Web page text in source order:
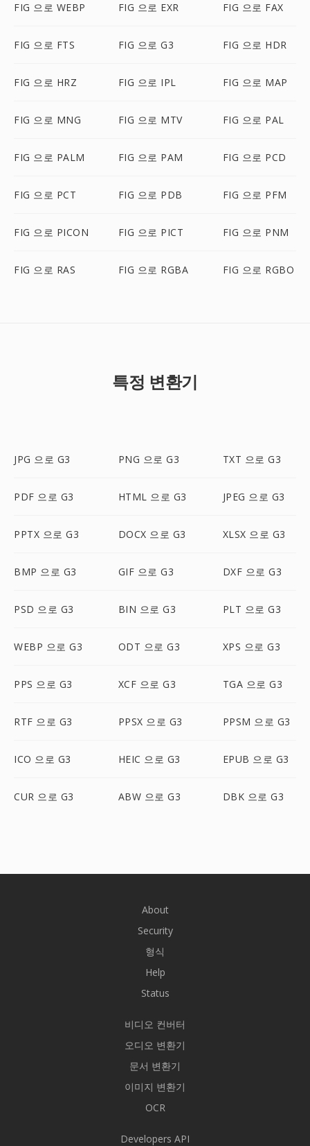
FIG 으로 WEBP FIG 으로 EXR FIG 으로 FAX
FIG 으로 FTS FIG 으로 G3 FIG 으로 HDR
FIG 으로 HRZ FIG 으로 IPL FIG 으로 MAP
FIG 으로 MNG FIG 으로 MTV FIG 으로 PAL
FIG 으로 PALM FIG 으로 PAM FIG 으로 PCD
FIG 으로 PCT FIG 으로 PDB FIG 으로 PFM
FIG 으로 PICON FIG 으로 PICT FIG 으로 PNM
FIG 으로 RAS FIG 으로 RGBA FIG 으로 RGBO
특정 변환기
JPG 으로 G3 PNG 으로 G3 TXT 으로 G3
PDF 으로 G3 HTML 으로 G3 JPEG 으로 G3
PPTX 으로 G3 DOCX 으로 G3 XLSX 으로 G3
BMP 으로 G3 GIF 으로 G3 DXF 으로 G3
PSD 으로 G3 BIN 으로 G3 PLT 으로 G3
WEBP 으로 G3 ODT 으로 G3 XPS 으로 G3
PPS 으로 G3 XCF 으로 G3 TGA 으로 G3
RTF 으로 G3 PPSX 으로 G3 PPSM 으로 G3
ICO 으로 G3 HEIC 으로 G3 EPUB 으로 G3
CUR 으로 G3 ABW 으로 G3 DBK 으로 G3
About
Security
형식
Help
Status
비디오 컨버터
오디오 변환기
문서 변환기
이미지 변환기
OCR
Developers API